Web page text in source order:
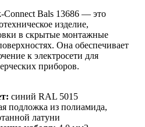
Connect Bals 13686 — это
изделие,
в скрытые монтажные
Она обеспечивает
к электросети для
приборов.
синий RAL 5015
подложка из полиамида,
латуни